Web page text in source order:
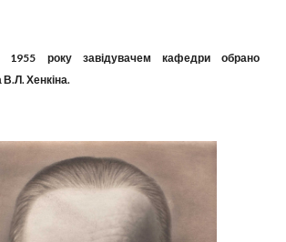
1955 року завідувачем кафедри обрано
Хенкіна.